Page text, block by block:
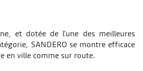
et dotée de l’une des meilleures
SANDERO se montre efficace
en ville comme sur route.